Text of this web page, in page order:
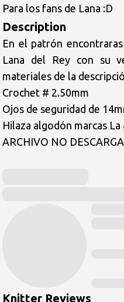
Para los fans de Lana :D
Description
En el patrón
Lana del Rey con su
materiales de la
Crochet # 2.50mm
Ojos de seguridad de
Hilaza algodón marcas
ARCHIVO NO
Knitter Reviews